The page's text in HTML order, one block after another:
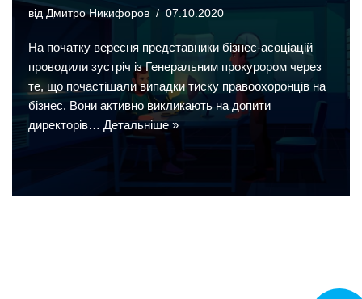
від Дмитро Никифоров 07.10.2020
На початку вересня представники бізнес-асоціацій
проводили зустріч із Генеральним прокурором через
те, що почастішали випадки тиску правоохоронців на
бізнес. Вони активно викликають на допити
директорів… Детальніше »